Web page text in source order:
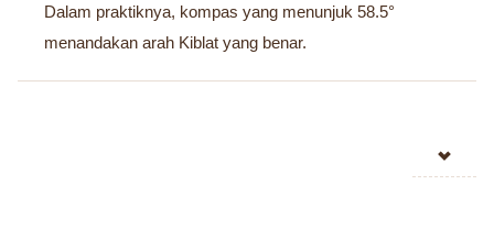
Dalam praktiknya, kompas yang menunjuk 58.5°
menandakan arah Kiblat yang benar.